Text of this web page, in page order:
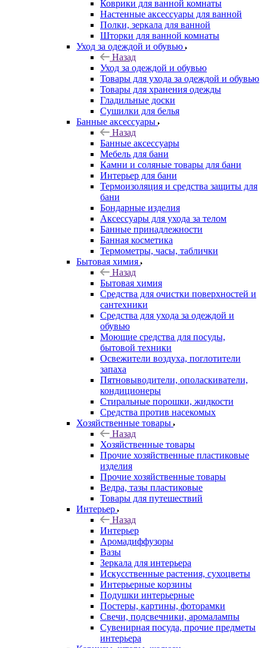
Коврики для ванной комнаты
Настенные аксессуары для ванной
Полки, зеркала для ванной
Шторки для ванной комнаты
Уход за одеждой и обувью
Назад
Уход за одеждой и обувью
Товары для ухода за одеждой и обувью
Товары для хранения одежды
Гладильные доски
Сушилки для белья
Банные аксессуары
Назад
Банные аксессуары
Мебель для бани
Камни и соляные товары для бани
Интерьер для бани
Термоизоляция и средства защиты для
бани
Бондарные изделия
Аксеcсуары для ухода за телом
Банные принадлежности
Банная косметика
Термометры, часы, таблички
Бытовая химия
Назад
Бытовая химия
Средства для очистки поверхностей и
сантехники
Средства для ухода за одеждой и
обувью
Моющие средства для посуды,
бытовой техники
Освежители воздуха, поглотители
запаха
Пятновыводители, ополаскиватели,
кондиционеры
Стиральные порошки, жидкости
Средства против насекомых
Хозяйственные товары
Назад
Хозяйственные товары
Прочие хозяйственные пластиковые
изделия
Прочие хозяйственные товары
Ведра, тазы пластиковые
Товары для путешествий
Интерьер
Назад
Интерьер
Аромадиффузоры
Вазы
Зеркала для интерьера
Искусственные растения, сухоцветы
Интерьерные корзины
Подушки интерьерные
Постеры, картины, фоторамки
Свечи, подсвечники, аромалампы
Сувенирная посуда, прочие предметы
интерьера